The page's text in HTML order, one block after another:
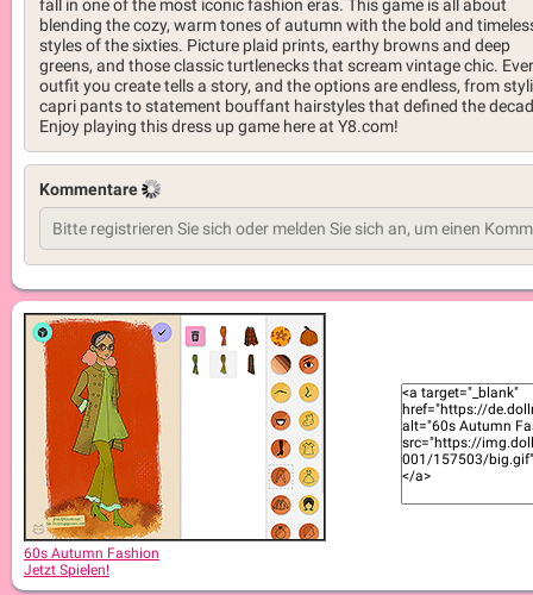
fall in one of the most iconic fashion eras. This game is all about
blending the cozy, warm tones of autumn with the bold and
styles of the sixties. Picture plaid prints, earthy browns and deep
greens, and those classic turtlenecks that scream vintage chic.
outfit you create tells a story, and the options are endless, from
capri pants to statement bouffant hairstyles that defined the
Enjoy playing this dress up game here at Y8.com!
Kommentare
60s Autumn Fashion
Jetzt Spielen!